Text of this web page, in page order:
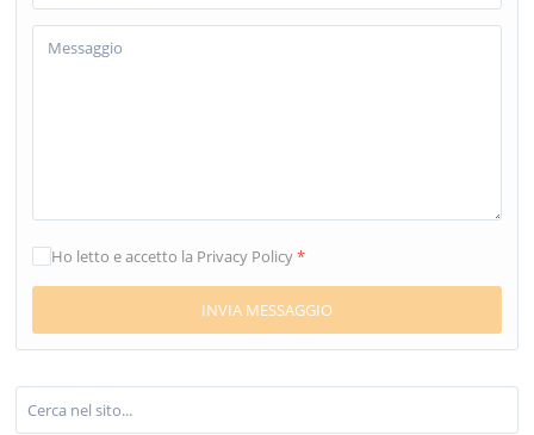
Ho letto e accetto la Privacy Policy*